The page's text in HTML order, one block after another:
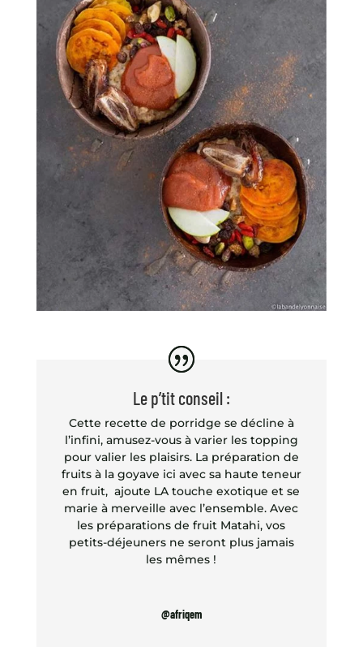
Le p’tit conseil :
Cette recette de porridge se décline à
l’infini, amusez-vous à varier les topping
pour valier les plaisirs. La préparation de
fruits à la goyave ici avec sa haute teneur
en fruit, ajoute LA touche exotique et se
marie à merveille avec l’ensemble. Avec
les préparations de fruit Matahi, vos
petits-déjeuners ne seront plus jamais
les mêmes !
@afriqem